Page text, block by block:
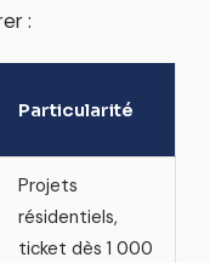
:
Particularité
Projets
résidentiels,
ticket dès 1 000